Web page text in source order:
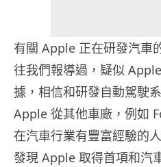
有關 Apple 正在研發汽車
往我們報導過，疑似
據，相信和研發自動駕駛
Apple 從其他車廠，例如
在汽車行業有豐富經驗的
發現 Apple 取得首項和汽